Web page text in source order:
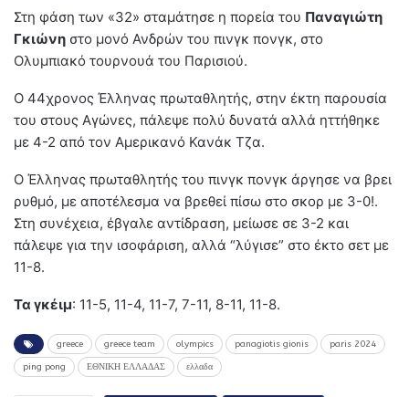
Στη φάση των «32» σταμάτησε η πορεία του Παναγιώτη
Γκιώνη στο μονό Ανδρών του πινγκ πονγκ, στο
Ολυμπιακό τουρνουά του Παρισιού.
Ο 44χρονος Έλληνας πρωταθλητής, στην έκτη παρουσία
του στους Αγώνες, πάλεψε πολύ δυνατά αλλά ηττήθηκε
με 4-2 από τον Αμερικανό Κανάκ Τζα.
Ο Έλληνας πρωταθλητής του πινγκ πονγκ άργησε να βρει
ρυθμό, με αποτέλεσμα να βρεθεί πίσω στο σκορ με 3-0!.
Στη συνέχεια, έβγαλε αντίδραση, μείωσε σε 3-2 και
πάλεψε για την ισοφάριση, αλλά “λύγισε” στο έκτο σετ με
11-8.
Τα γκέιμ: 11-5, 11-4, 11-7, 7-11, 8-11, 11-8.
greece greece team olympics panagiotis gionis paris 2024
ping pong ΕΘΝΙΚΗ ΕΛΛΑΔΑΣ ελλαδα